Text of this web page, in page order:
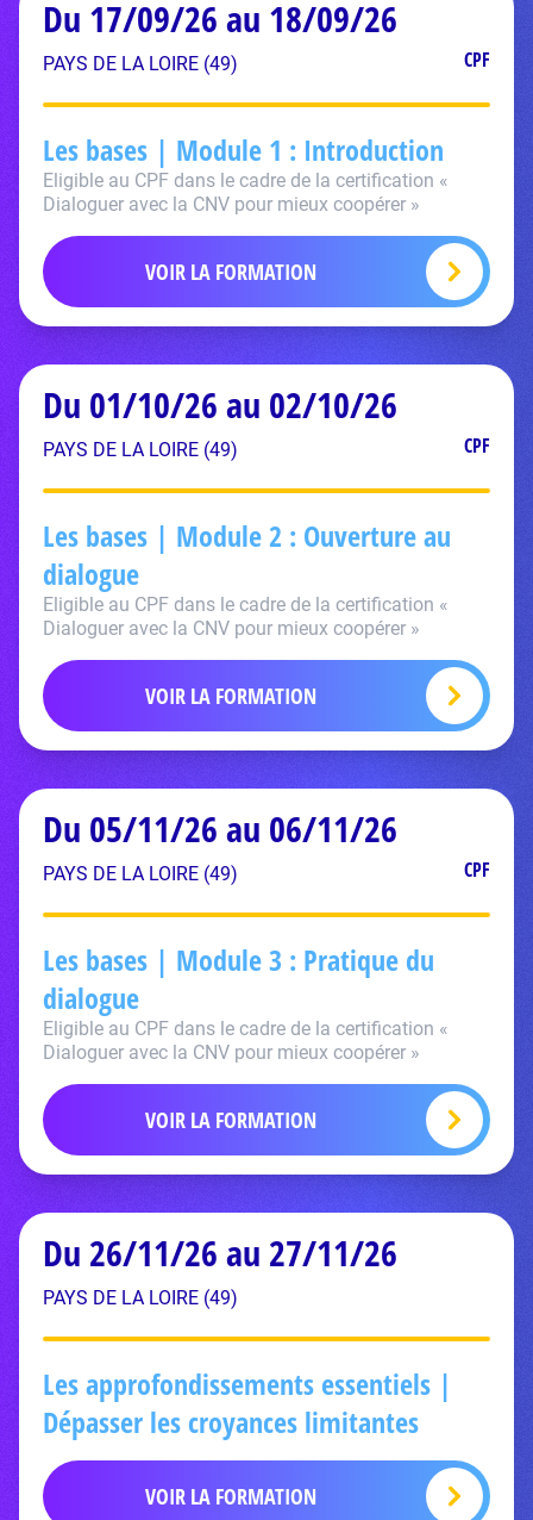
Du 17/09/26 au 18/09/26
PAYS DE LA LOIRE (49) CPF
Les bases | Module 1 : Introduction
Eligible au CPF dans le cadre de la certification «
Dialoguer avec la CNV pour mieux coopérer »
VOIR LA FORMATION
Du 01/10/26 au 02/10/26
PAYS DE LA LOIRE (49) CPF
Les bases | Module 2 : Ouverture au
dialogue
Eligible au CPF dans le cadre de la certification «
Dialoguer avec la CNV pour mieux coopérer »
VOIR LA FORMATION
Du 05/11/26 au 06/11/26
PAYS DE LA LOIRE (49) CPF
Les bases | Module 3 : Pratique du
dialogue
Eligible au CPF dans le cadre de la certification «
Dialoguer avec la CNV pour mieux coopérer »
VOIR LA FORMATION
Du 26/11/26 au 27/11/26
PAYS DE LA LOIRE (49)
Les approfondissements essentiels |
Dépasser les croyances limitantes
VOIR LA FORMATION